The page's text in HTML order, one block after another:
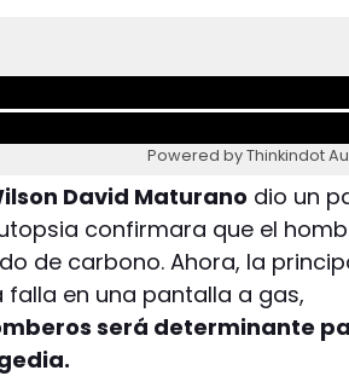
Powered by Thinkindot
David Maturano dio un
confirmara que el
de carbono. Ahora, la
en una pantalla a gas,
será determinante